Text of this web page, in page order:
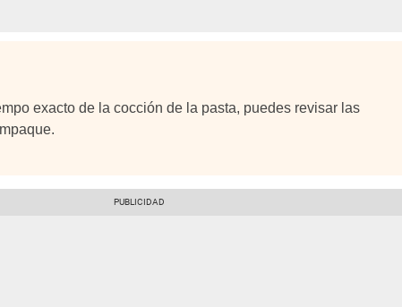
exacto de la cocción de la pasta, puedes revisar las